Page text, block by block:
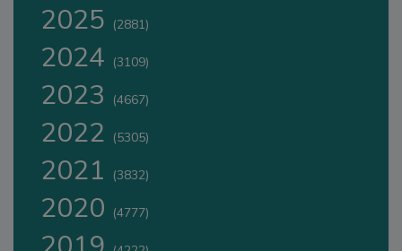
2025 (2881)
2024 (3109)
2023 (4667)
2022 (5305)
2021 (3832)
2020 (4777)